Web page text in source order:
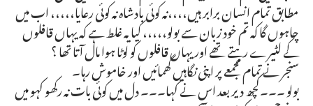
مطابق تمام انسان برابر ہیں،،،،نہ کوئی بادشاہ نہ کوئی رعایا،،،،، اب میں
چاہوں گا کہ تم خود زبان سے بولو،،،،، کیا یہ غلط ہے کہ یہاں قافلوں
کے لٹیرے رہتے تھے اور یہاں قافلوں کو لوٹا ہوا مال آتا تھا ؟
سنجر نے تمام مجمعے پر اپنی نگاہیں گھمائیں اور خاموش رہا۔
بولو ۔۔۔کچھ دیر بعد اس نے کہا۔۔۔ دل میں کوئی بات نہ رکھو کہو میں